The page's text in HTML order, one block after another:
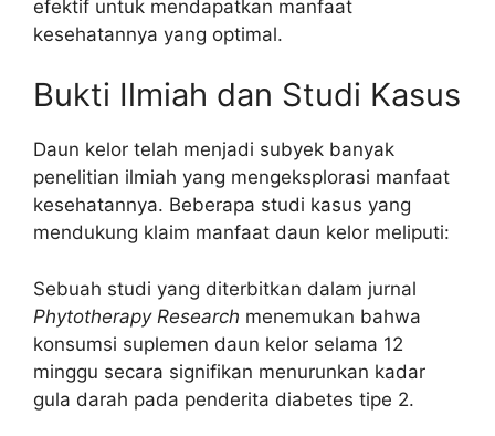
efektif untuk mendapatkan manfaat
kesehatannya yang optimal.
Bukti Ilmiah dan Studi Kasus
Daun kelor telah menjadi subyek banyak
penelitian ilmiah yang mengeksplorasi manfaat
kesehatannya. Beberapa studi kasus yang
mendukung klaim manfaat daun kelor meliputi:
Sebuah studi yang diterbitkan dalam jurnal
Phytotherapy Research menemukan bahwa
konsumsi suplemen daun kelor selama 12
minggu secara signifikan menurunkan kadar
gula darah pada penderita diabetes tipe 2.